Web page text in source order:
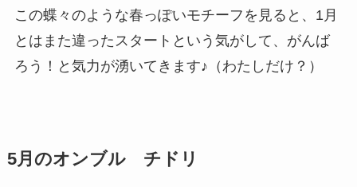
この蝶々のような春っぽいモチーフを見ると、1月
とはまた違ったスタートという気がして、がんば
ろう！と気力が湧いてきます♪（わたしだけ？）
5月のオンブル チドリ